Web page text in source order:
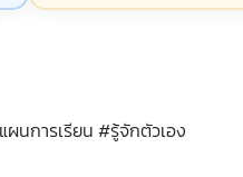
นการเรียน #รู้จักตัวเอง